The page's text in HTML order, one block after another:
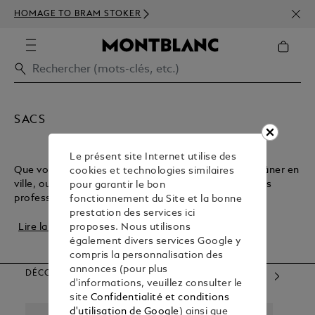
HOMAGE TO BRAM STOKER
350€
SACS
Que vous soyez à la recherche d’un sac léger pour flâner en
ville, ou d’un sac plus robuste pour vos déplacements
professionnels quotidiens, Montblanc...
Lire la suite
DÉCOUVREZ NOS CATÉGORIES D’ARTICLES
Le présent site Internet utilise des
cookies et technologies similaires
pour garantir le bon
fonctionnement du Site et la bonne
prestation des services ici
proposes. Nous utilisons
également divers services Google y
compris la personnalisation des
annonces (pour plus
d'informations, veuillez consulter le
site Confidentialité et conditions
d'utilisation de Google) ainsi que